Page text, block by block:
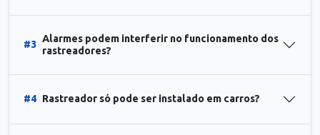
#3
Alarmes podem interferir no funcionamento dos
rastreadores?
#4 Rastreador só pode ser instalado em carros?